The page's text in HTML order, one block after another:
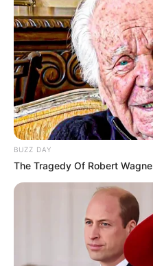
BUZZ DAY
The Tragedy Of Robert